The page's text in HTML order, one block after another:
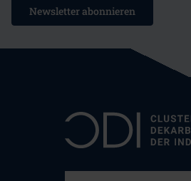
Newsletter abonnieren